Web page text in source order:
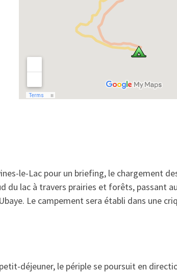
le-Lac pour un briefing, le chargement
du lac à travers prairies et forêts, passant
Le campement sera établi dans une
déjeuner, le périple se poursuit en